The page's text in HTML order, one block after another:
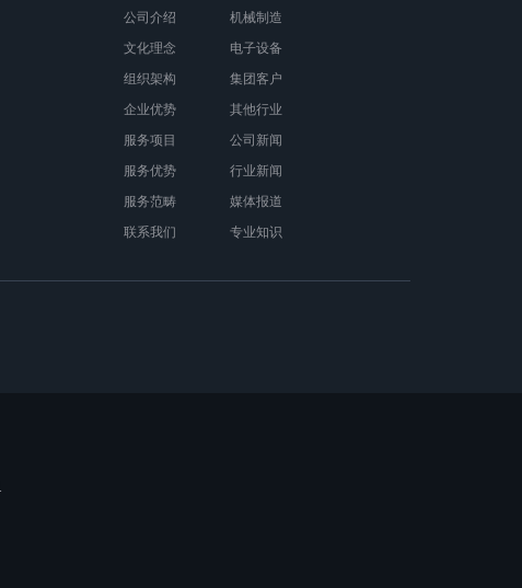
公司介绍
文化理念
组织架构
企业优势
服务项目
服务优势
服务范畴
联系我们
机械制造
电子设备
集团客户
其他行业
公司新闻
行业新闻
媒体报道
专业知识